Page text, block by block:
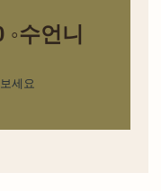
◦수언니
세요